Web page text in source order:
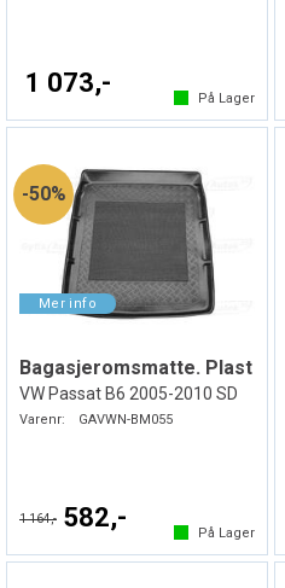
1 073,-
På Lager
50%
Bagasjeromsmatte. Plast
VW Passat B6 2005-2010 SD
Varenr: GAVWN-BM055
1 164,- 582,-
På Lager